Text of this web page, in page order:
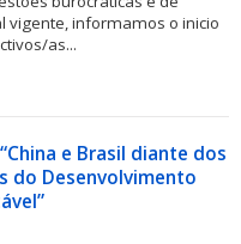
vigente, informamos o inicio
as...
e Brasil diante dos
do Desenvolvimento